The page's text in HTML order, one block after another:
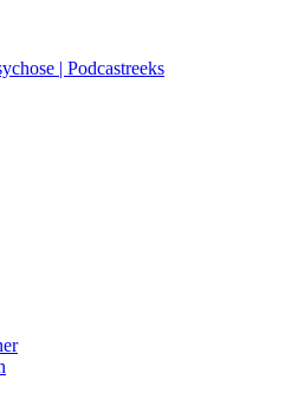
| Podcastreeks